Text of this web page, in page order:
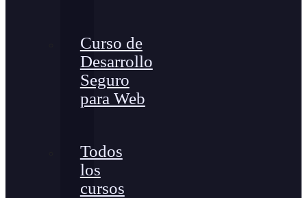
Curso de
Desarrollo
Seguro
para Web
Todos
los
cursos